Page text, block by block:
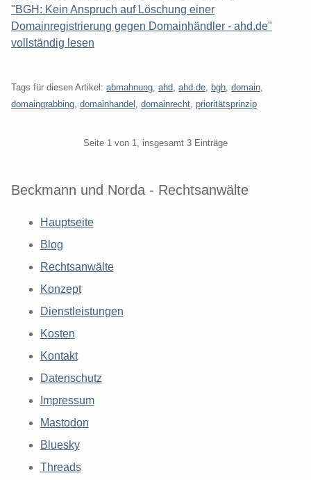
"BGH: Kein Anspruch auf Löschung einer
Domainregistrierung gegen Domainhändler - ahd.de"
vollständig lesen
Tags für diesen Artikel: abmahnung ahd ahd.de bgh domain
domaingrabbing domainhandel domainrecht prioritätsprinzip
Seite 1 von 1, insgesamt 3 Einträge
Beckmann und Norda - Rechtsanwälte
Hauptseite
Blog
Rechtsanwälte
Konzept
Dienstleistungen
Kosten
Kontakt
Datenschutz
Impressum
Mastodon
Bluesky
Threads